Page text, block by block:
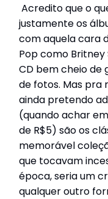
Acredito que o
justamente os
com aquela cara
Pop como
CD bem cheio
de fotos. Mas pra
ainda pretendo
(quando achar
de R$5) são os
memorável
que tocavam
época, seria um
qualquer outro